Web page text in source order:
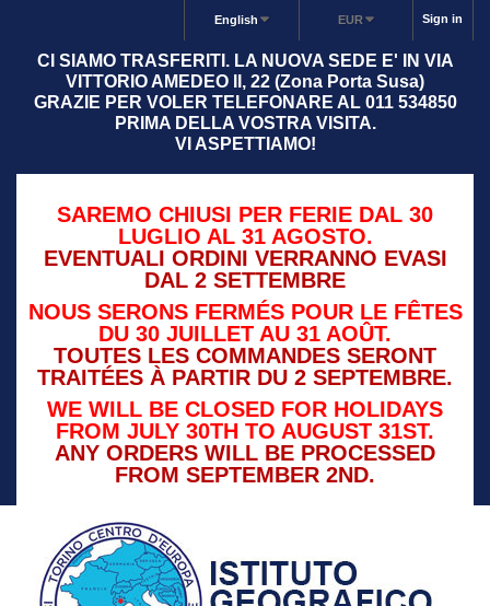
Sign in
EUR
English
CI SIAMO TRASFERITI. LA NUOVA SEDE E' IN VIA
VITTORIO AMEDEO II, 22 (Zona Porta Susa)
GRAZIE PER VOLER TELEFONARE AL 011 534850
PRIMA DELLA VOSTRA VISITA.
VI ASPETTIAMO!
SAREMO CHIUSI PER FERIE DAL 30
LUGLIO AL 31 AGOSTO.
EVENTUALI ORDINI VERRANNO EVASI
DAL 2 SETTEMBRE
NOUS SERONS FERMÉS POUR LE FÊTES
DU 30 JUILLET AU 31 AOÛT.
TOUTES LES COMMANDES SERONT
TRAITÉES À PARTIR DU 2 SEPTEMBRE.
WE WILL BE CLOSED FOR HOLIDAYS
FROM JULY 30TH TO AUGUST 31ST.
ANY ORDERS WILL BE PROCESSED
FROM SEPTEMBER 2ND.